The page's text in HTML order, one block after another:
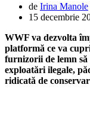
de Irina Manole
15 decembrie
WWF va dezvolta
platformă ce va
furnizorii de lemn să
exploatări ilegale,
ridicată de